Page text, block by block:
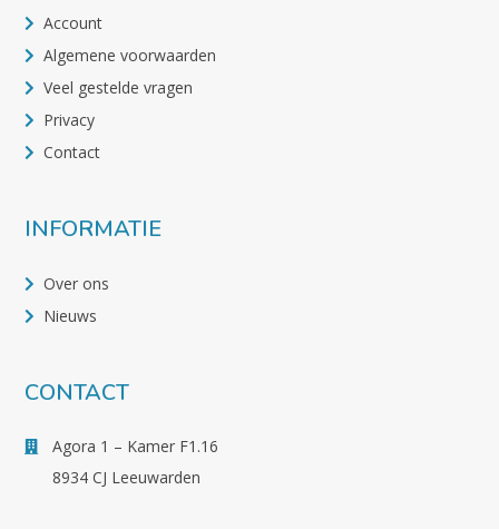
Account
Algemene voorwaarden
Veel gestelde vragen
Privacy
Contact
INFORMATIE
Over ons
Nieuws
CONTACT
Agora 1 – Kamer F1.16
8934 CJ Leeuwarden